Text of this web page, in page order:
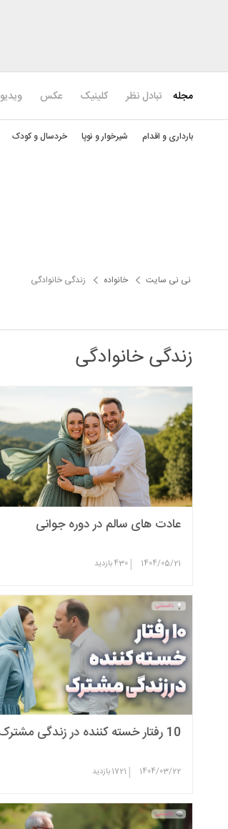
مجله تبادل نظر کلینیک عکس ویدیو
بارداری و اقدام شیرخوار و نوپا خردسال و کودک
نی نی سایت خانواده زندگی خانوادگی
زندگی خانوادگی
عادت های سالم در دوره جوانی
1404/05/21
|
430بازدید
10 رفتار خسته کننده در زندگی مشترک
1404/03/22
|
1721بازدید